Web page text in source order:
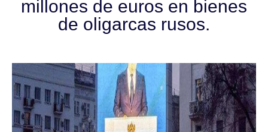
millones de euros en bienes
de oligarcas rusos.